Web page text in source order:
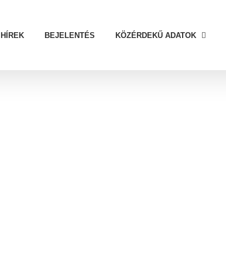
HÍREK BEJELENTÉS KÖZÉRDEKŰ ADATOK